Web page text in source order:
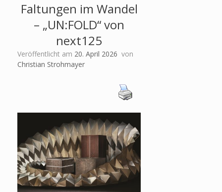
Faltungen im Wandel
– „UN:FOLD“ von
next125
Veröffentlicht am 20. April 2026 von
Christian Strohmayer